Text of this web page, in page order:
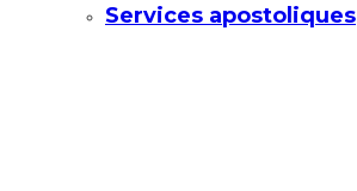
Services apostoliques